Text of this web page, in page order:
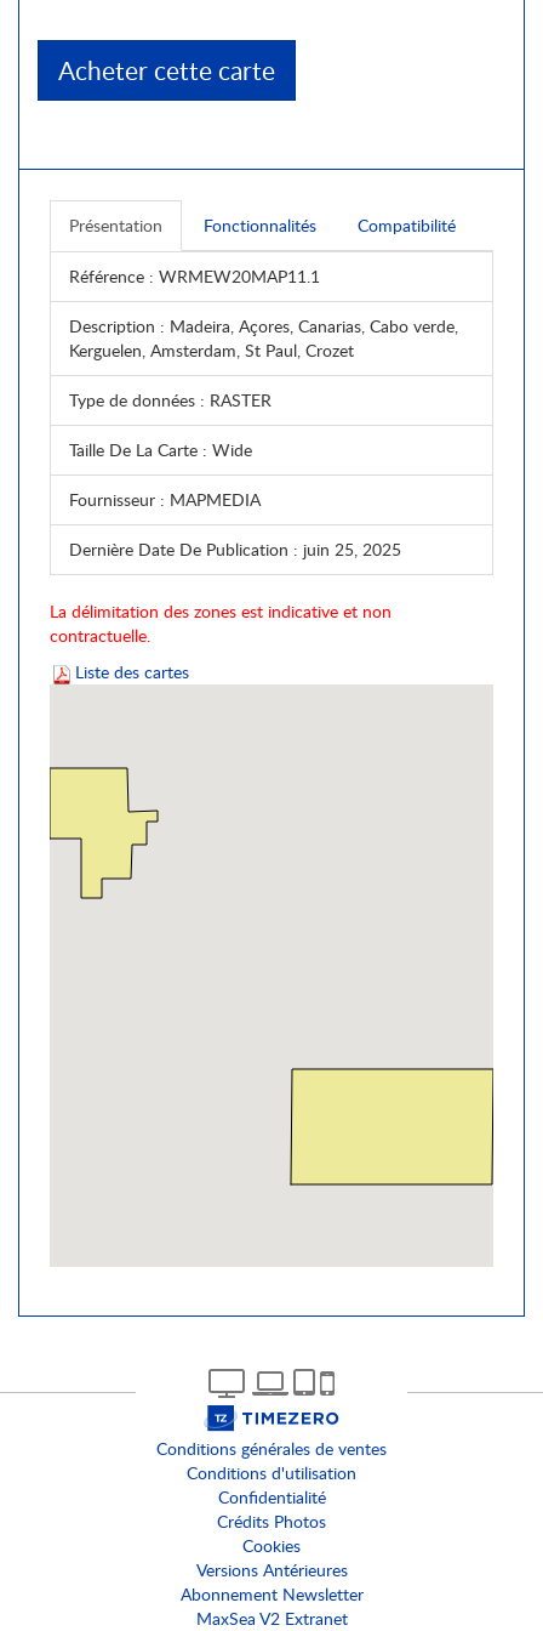
Acheter cette carte
Présentation Fonctionnalités Compatibilité
Référence : WRMEW20MAP11.1
Description : Madeira, Açores, Canarias, Cabo verde,
Kerguelen, Amsterdam, St Paul, Crozet
Type de données : RASTER
Taille De La Carte : Wide
Fournisseur : MAPMEDIA
Dernière Date De Publication : juin 25, 2025
La délimitation des zones est indicative et non
contractuelle.
Liste des cartes
Conditions générales de ventes
Conditions d'utilisation
Confidentialité
Crédits Photos
Cookies
Versions Antérieures
Abonnement Newsletter
MaxSea V2 Extranet